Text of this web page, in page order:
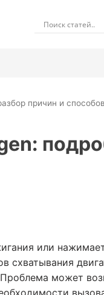
причин и
или
схватывания
может